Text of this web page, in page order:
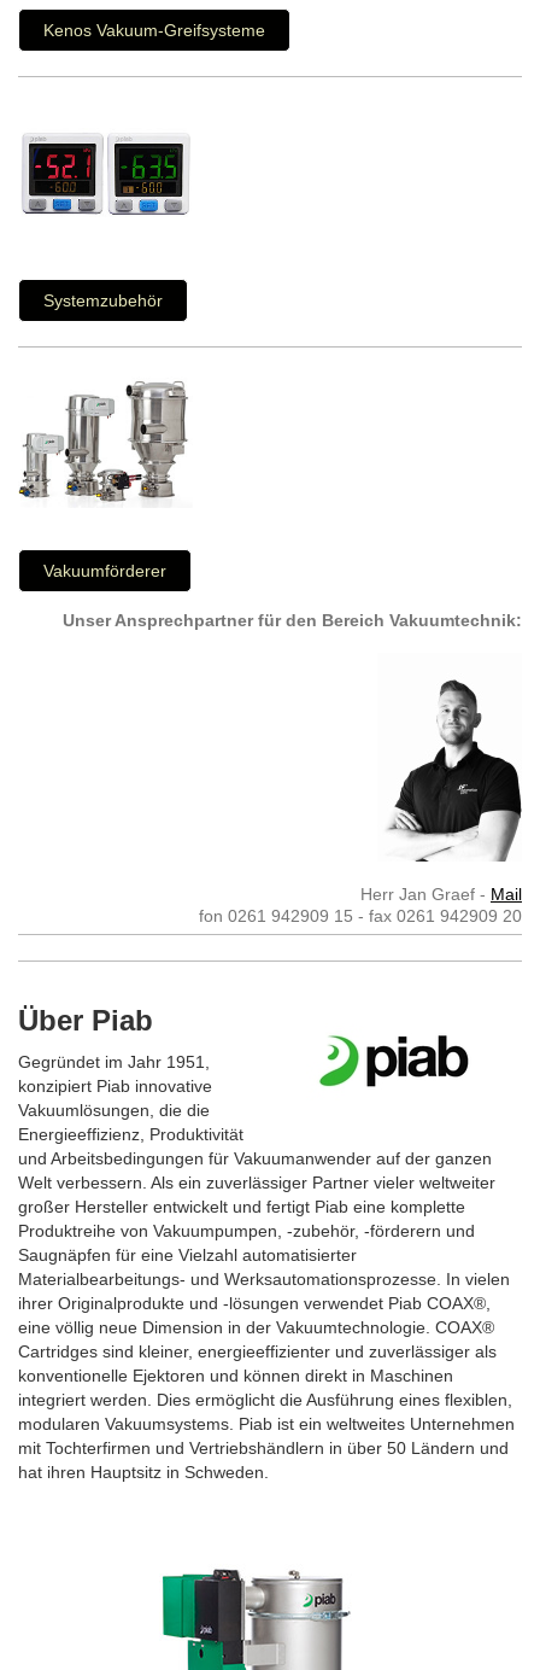
Kenos Vakuum-Greifsysteme
Systemzubehör
Vakuumförderer
Unser Ansprechpartner für den Bereich Vakuumtechnik:
Herr Jan Graef - Mail
fon 0261 942909 15 - fax 0261 942909 20
Über Piab
Gegründet im Jahr 1951,
konzipiert Piab innovative
Vakuumlösungen, die die
Energieeffizienz, Produktivität
und Arbeitsbedingungen für Vakuumanwender auf der ganzen
Welt verbessern. Als ein zuverlässiger Partner vieler weltweiter
großer Hersteller entwickelt und fertigt Piab eine komplette
Produktreihe von Vakuumpumpen, -zubehör, -förderern und
Saugnäpfen für eine Vielzahl automatisierter
Materialbearbeitungs- und Werksautomationsprozesse. In vielen
ihrer Originalprodukte und -lösungen verwendet Piab COAX®,
eine völlig neue Dimension in der Vakuumtechnologie. COAX®
Cartridges sind kleiner, energieeffizienter und zuverlässiger als
konventionelle Ejektoren und können direkt in Maschinen
integriert werden. Dies ermöglicht die Ausführung eines flexiblen,
modularen Vakuumsystems. Piab ist ein weltweites Unternehmen
mit Tochterfirmen und Vertriebshändlern in über 50 Ländern und
hat ihren Hauptsitz in Schweden.